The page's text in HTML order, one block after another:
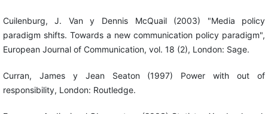
Cuilenburg, J. Van y Dennis McQuail (2003) "Media policy
paradigm shifts. Towards a new communication policy paradigm",
European Journal of Communication, vol. 18 (2), London: Sage.
Curran, James y Jean Seaton (1997) Power with out of
responsibility, London: Routledge.